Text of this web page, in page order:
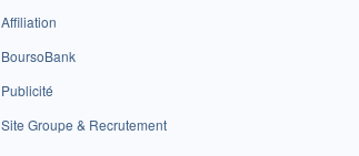
Affiliation
BoursoBank
Publicité
Site Groupe & Recrutement